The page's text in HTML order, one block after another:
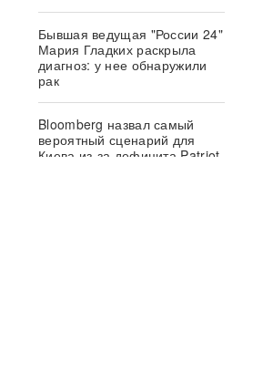
Бывшая ведущая "России 24"
Мария Гладких раскрыла
диагноз: у нее обнаружили
рак
Bloomberg назвал самый
вероятный сценарий для
Киева из-за дефицита Patriot